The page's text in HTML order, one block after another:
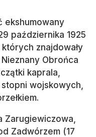
ekshumowany
października 1925
znajdowały
Obrońca
kaprala,
wojskowych,
Zarugiewiczowa,
Zadwórzem (17